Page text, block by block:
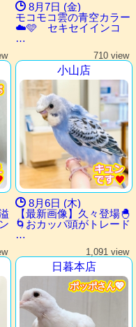
8月7日 (金)
モコモコ雲の青空カラー
☁️🩵 セキセイインコ
…
710 view
小山店
8月6日 (木)
【最新画像】久々登場🐣
🌀おカッパ頭がトレード
…
1,091 view
日暮本店
ポッポさん💖
ポッポさん💖
ポッポさん💖
ポッポさん💖